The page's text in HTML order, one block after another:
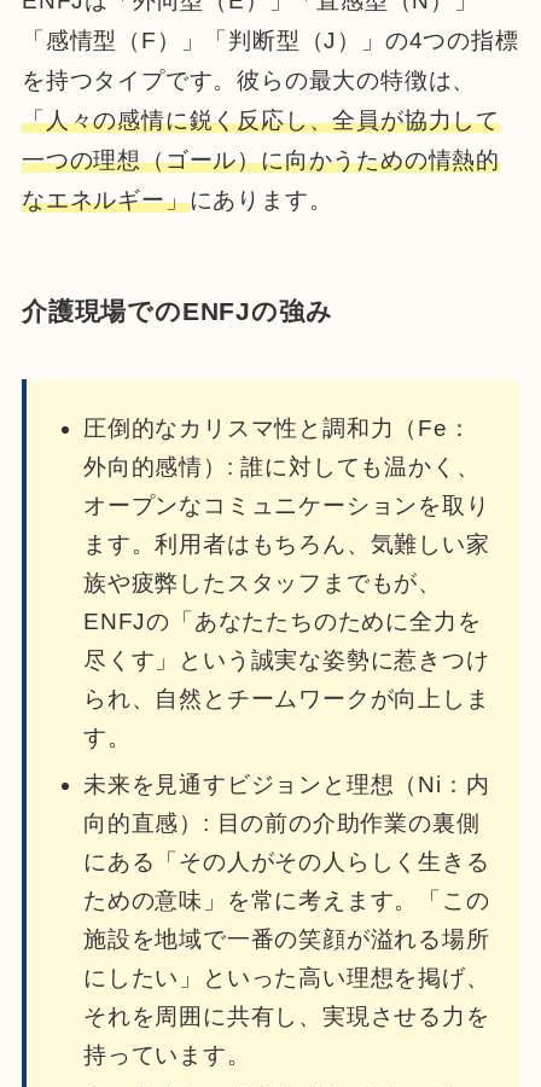
「感情型（F）」「判断型（J）」の4つの指標
を持つタイプです。彼らの最大の特徴は、
「人々の感情に鋭く反応し、全員が協力して
一つの理想（ゴール）に向かうための情熱的
なエネルギー」にあります。
介護現場でのENFJの強み
圧倒的なカリスマ性と調和力（Fe：
外向的感情）: 誰に対しても温かく、
オープンなコミュニケーションを取り
ます。利用者はもちろん、気難しい家
族や疲弊したスタッフまでもが、
ENFJの「あなたたちのために全力を
尽くす」という誠実な姿勢に惹きつけ
られ、自然とチームワークが向上しま
す。
未来を見通すビジョンと理想（Ni：内
向的直感）: 目の前の介助作業の裏側
にある「その人がその人らしく生きる
ための意味」を常に考えます。「この
施設を地域で一番の笑顔が溢れる場所
にしたい」といった高い理想を掲げ、
それを周囲に共有し、実現させる力を
持っています。